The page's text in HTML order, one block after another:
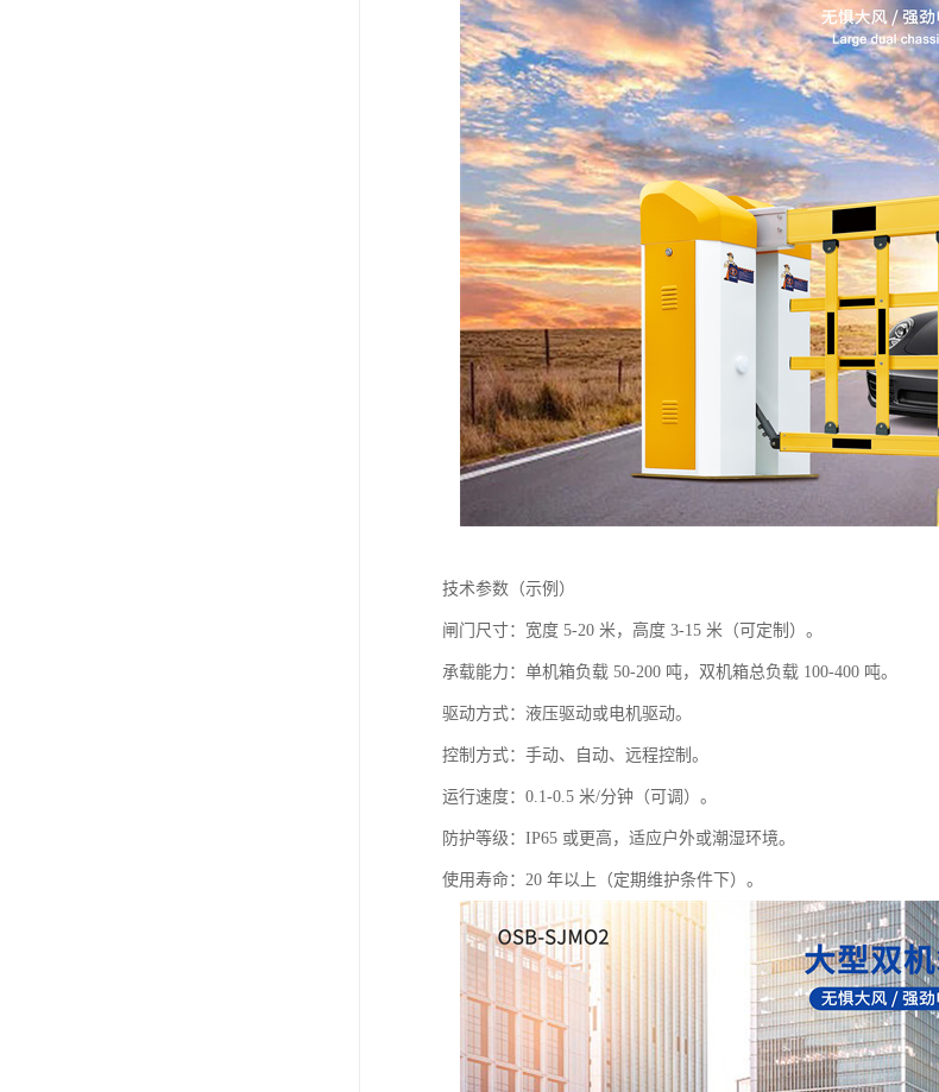
技术参数（示例）
闸门尺寸：宽度 5-20 米，高度 3-15 米（可定制）。
承载能力：单机箱负载 50-200 吨，双机箱总负载 100-400 吨。
驱动方式：液压驱动或电机驱动。
控制方式：手动、自动、远程控制。
运行速度：0.1-0.5 米/分钟（可调）。
防护等级：IP65 或更高，适应户外或潮湿环境。
使用寿命：20 年以上（定期维护条件下）。